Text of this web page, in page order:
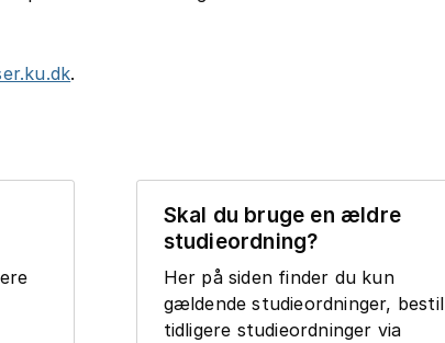
.
Skal du bruge en ældre
studieordning?
Her på siden finder du kun
gældende studieordninger, bestil
tidligere studieordninger via